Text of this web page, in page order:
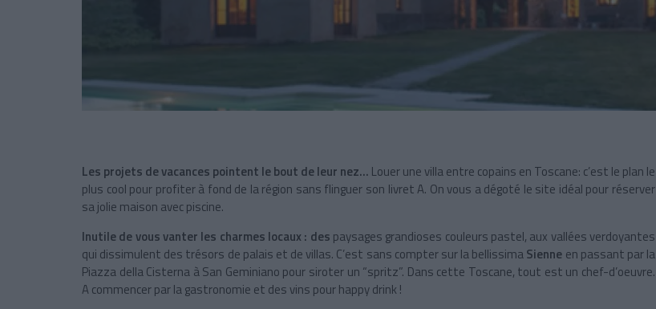
Les projets de vacances pointent le bout de leur nez... Louer une villa entre copains en Toscane: c’est le plan le
plus cool pour profiter à fond de la région sans flinguer son livret A. On vous a dégoté le site idéal pour réserver
sa jolie maison avec piscine.
Inutile de vous vanter les charmes locaux : des paysages grandioses couleurs pastel, aux vallées verdoyantes
qui dissimulent des trésors de palais et de villas. C’est sans compter sur la bellissimaSienne en passant par la
Piazza della Cisterna à San Geminiano pour siroter un “spritz”. Dans cette Toscane, tout est un chef-d’oeuvre.
A commencer par la gastronomie et des vins pour happy drink !